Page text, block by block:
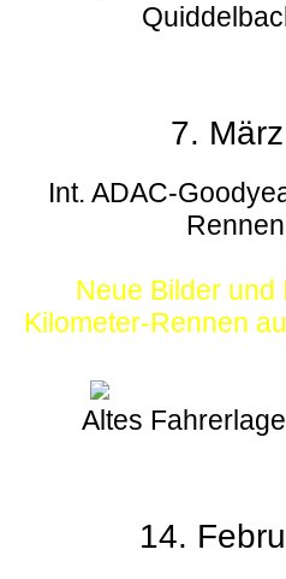
7.
Int. ADAC-
Neue Bilder und
Kilometer-Rennen
Altes
14.